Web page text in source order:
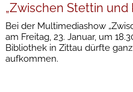
„Zwischen Stettin und
Bei der Multimediashow
am Freitag, 23. Januar, um
Bibliothek in Zittau dürfte
aufkommen.